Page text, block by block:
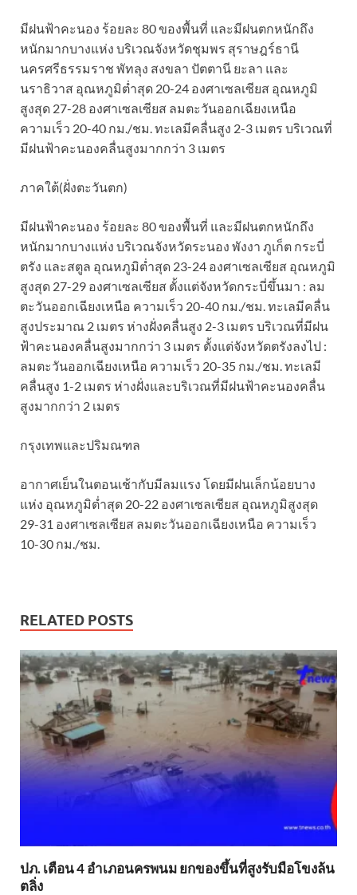
มีฝนฟ้าคะนอง ร้อยละ 80 ของพื้นที่ และมีฝนตกหนักถึง
หนักมากบางแห่ง บริเวณจังหวัดชุมพร สุราษฎร์ธานี
นครศรีธรรมราช พัทลุง สงขลา ปัตตานี ยะลา และ
นราธิวาส อุณหภูมิต่ำสุด 20-24 องศาเซลเซียส อุณหภูมิ
สูงสุด 27-28 องศาเซลเซียส ลมตะวันออกเฉียงเหนือ
ความเร็ว 20-40 กม./ชม. ทะเลมีคลื่นสูง 2-3 เมตร บริเวณที่
มีฝนฟ้าคะนองคลื่นสูงมากกว่า 3 เมตร
ภาคใต้(ฝั่งตะวันตก)
มีฝนฟ้าคะนอง ร้อยละ 80 ของพื้นที่ และมีฝนตกหนักถึง
หนักมากบางแห่ง บริเวณจังหวัดระนอง พังงา ภูเก็ต กระบี่
ตรัง และสตูล อุณหภูมิต่ำสุด 23-24 องศาเซลเซียส อุณหภูมิ
สูงสุด 27-29 องศาเซลเซียส ตั้งแต่จังหวัดกระบี่ขึ้นมา : ลม
ตะวันออกเฉียงเหนือ ความเร็ว 20-40 กม./ชม. ทะเลมีคลื่น
สูงประมาณ 2 เมตร ห่างฝั่งคลื่นสูง 2-3 เมตร บริเวณที่มีฝน
ฟ้าคะนองคลื่นสูงมากกว่า 3 เมตร ตั้งแต่จังหวัดตรังลงไป :
ลมตะวันออกเฉียงเหนือ ความเร็ว 20-35 กม./ชม. ทะเลมี
คลื่นสูง 1-2 เมตร ห่างฝั่งและบริเวณที่มีฝนฟ้าคะนองคลื่น
สูงมากกว่า 2 เมตร
กรุงเทพและปริมณฑล
อากาศเย็นในตอนเช้ากับมีลมแรง โดยมีฝนเล็กน้อยบาง
แห่ง อุณหภูมิต่ำสุด 20-22 องศาเซลเซียส อุณหภูมิสูงสุด
29-31 องศาเซลเซียส ลมตะวันออกเฉียงเหนือ ความเร็ว
10-30 กม./ชม.
RELATED POSTS
ปภ. เตือน 4 อำเภอนครพนม ยกของขึ้นที่สูงรับมือโขงล้น
ตลิ่ง